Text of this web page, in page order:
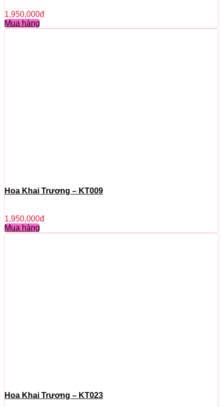
1,950,000đ
Mua hàng
Hoa Khai Trương – KT009
1,950,000đ
Mua hàng
Hoa Khai Trương – KT023